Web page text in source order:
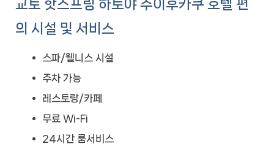
교토 핫스프링 하토야 주이후카쿠 호텔 편
의 시설 및 서비스
스파/웰니스 시설
주차 가능
레스토랑/카페
무료 Wi-Fi
24시간 룸서비스